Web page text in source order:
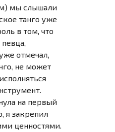
мы слышали
танго уже
в том, что
отмечал,
не может
на первый
я закрепил
ценностями.